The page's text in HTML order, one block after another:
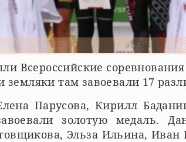
Всероссийские соревнования
земляки там завоевали 17
Парусова, Кирилл
золотую медаль.
Эльза Ильина, Иван